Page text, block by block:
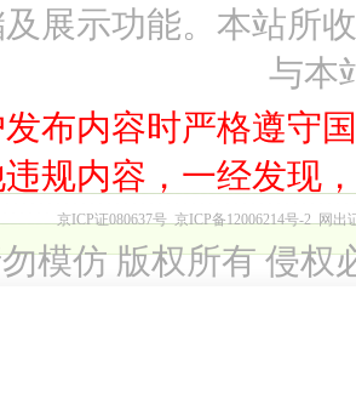
及展示功能。本站所
与本
布内容时严格遵守
规内容，一经发现
京ICP证080637号 京ICP备12006214号-2 网出
模仿 版权所有 侵权